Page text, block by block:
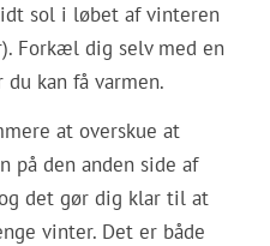
sol i løbet af vinteren
Forkæl dig selv med en
kan få varmen.
at overskue at
på den anden side af
det gør dig klar til at
vinter. Det er både